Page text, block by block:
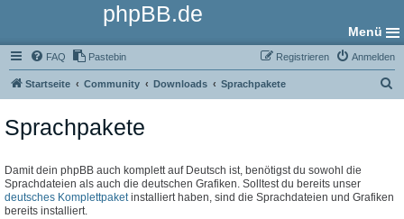
phpBB.de
Menü
FAQ Pastebin Anmelden
Registrieren
Startseite Community Downloads Sprachpakete
Sprachpakete
Damit dein phpBB auch komplett auf Deutsch ist, benötigst du sowohl die
Sprachdateien als auch die deutschen Grafiken. Solltest du bereits unser
deutsches Komplettpaketinstalliert haben, sind die Sprachdateien und Grafiken
bereits installiert.